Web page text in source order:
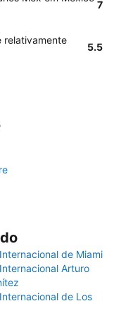
7
relativamente
5.5
de Miami
Arturo
de Los